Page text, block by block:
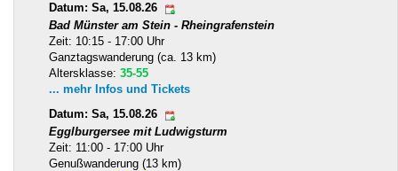
Datum: Sa, 15.08.26
Bad Münster am Stein - Rheingrafenstein
Zeit: 10:15 - 17:00 Uhr
Ganztagswanderung (ca. 13 km)
Altersklasse: 35-55
... mehr Infos und Tickets
Datum: Sa, 15.08.26
Egglburgersee mit Ludwigsturm
Zeit: 11:00 - 17:00 Uhr
Genußwanderung (13 km)